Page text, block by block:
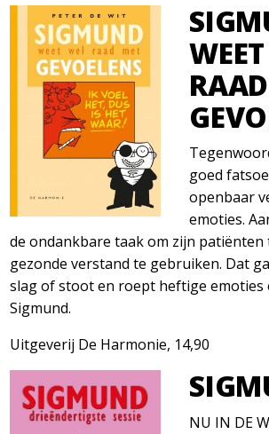
goed
openbaar
emoties.
de ondankbare taak om zijn
gezonde verstand te gebruiken. Dat
slag of stoot en roept heftige emoties
Sigmund.
Uitgeverij De Harmonie, 14,90
NU IN DE